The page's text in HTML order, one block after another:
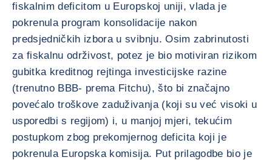
fiskalnim deficitom u Europskoj uniji, vlada je
pokrenula program konsolidacije nakon
predsjedničkih izbora u svibnju. Osim zabrinutosti
za fiskalnu održivost, potez je bio motiviran rizikom
gubitka kreditnog rejtinga investicijske razine
(trenutno BBB- prema Fitchu), što bi značajno
povećalo troškove zaduživanja (koji su već visoki u
usporedbi s regijom) i, u manjoj mjeri, tekućim
postupkom zbog prekomjernog deficita koji je
pokrenula Europska komisija. Put prilagodbe bio je